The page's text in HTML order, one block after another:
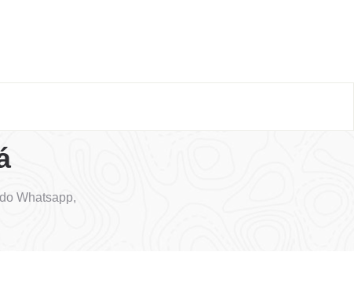
Whatsapp,